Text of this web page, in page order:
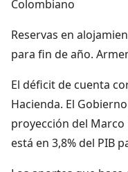
Colombiano
Reservas en
para fin de año.
El déficit de cuenta
Hacienda. El
proyección del Marco
está en 3,8% del PIB